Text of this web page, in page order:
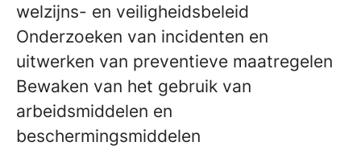
welzijns- en veiligheidsbeleid
Onderzoeken van incidenten en
uitwerken van preventieve maatregelen
Bewaken van het gebruik van
arbeidsmiddelen en
beschermingsmiddelen